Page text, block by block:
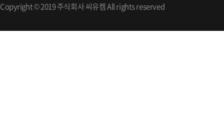
Copyright © 2019 주식회사 씨유켐 All rights reserved